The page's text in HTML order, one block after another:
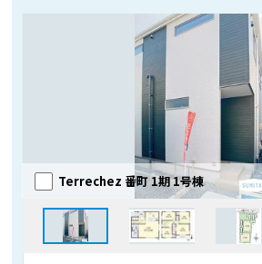
Terrechez 番町 1期 1号棟